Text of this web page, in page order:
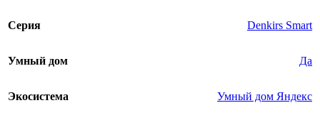
Серия Denkirs Smart
Умный дом Да
Экосистема Умный дом Яндекс